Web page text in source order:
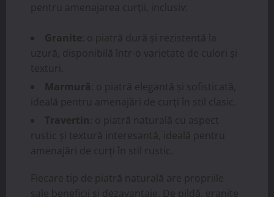
pentru amenajarea curții, inclusiv:
Granite : o piatră dură și rezistentă la
uzură, disponibilă într-o varietate de culori și
texturi.
Marmură : o piatră elegantă și sofisticată,
ideală pentru amenajări de curți în stil clasic.
Travertin : o piatră naturală cu aspect
rustic și textură interesantă, ideală pentru
amenajări de curți în stil rustic.
Fiecare tip de piatră naturală are propriile
sale beneficii și dezavantaje. De pildă, granite